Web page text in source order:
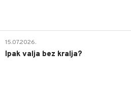
15.07.2026.
Ipak valja bez kralja?